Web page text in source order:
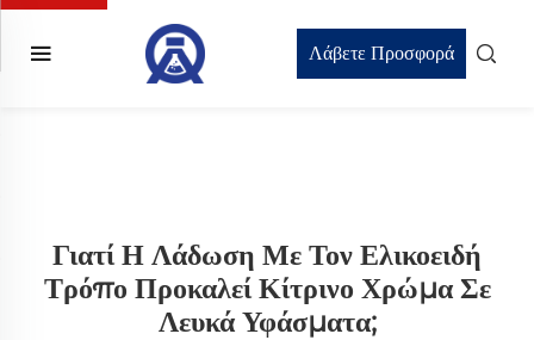
Λάβετε Προσφορά
Γιατί Η Λάδωση Με Τον Ελικοειδή
Τρόπο Προκαλεί Κίτρινο Χρώμα Σε
Λευκά Υφάσματα;